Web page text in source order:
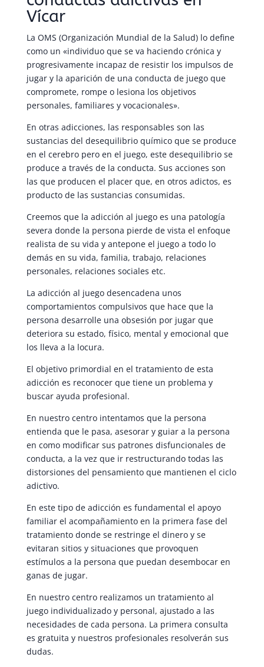
Vícar
La OMS (Organización Mundial de la Salud) lo define
como un «individuo que se va haciendo crónica y
progresivamente incapaz de resistir los impulsos de
jugar y la aparición de una conducta de juego que
compromete, rompe o lesiona los objetivos
personales, familiares y vocacionales».
En otras adicciones, las responsables son las
sustancias del desequilibrio químico que se produce
en el cerebro pero en el juego, este desequilibrio se
produce a través de la conducta. Sus acciones son
las que producen el placer que, en otros adictos, es
producto de las sustancias consumidas.
Creemos que la adicción al juego es una patología
severa donde la persona pierde de vista el enfoque
realista de su vida y antepone el juego a todo lo
demás en su vida, familia, trabajo, relaciones
personales, relaciones sociales etc.
La adicción al juego desencadena unos
comportamientos compulsivos que hace que la
persona desarrolle una obsesión por jugar que
deteriora su estado, físico, mental y emocional que
los lleva a la locura.
El objetivo primordial en el tratamiento de esta
adicción es reconocer que tiene un problema y
buscar ayuda profesional.
En nuestro centro intentamos que la persona
entienda que le pasa, asesorar y guiar a la persona
en como modificar sus patrones disfuncionales de
conducta, a la vez que ir restructurando todas las
distorsiones del pensamiento que mantienen el ciclo
adictivo.
En este tipo de adicción es fundamental el apoyo
familiar el acompañamiento en la primera fase del
tratamiento donde se restringe el dinero y se
evitaran sitios y situaciones que provoquen
estímulos a la persona que puedan desembocar en
ganas de jugar.
En nuestro centro realizamos un tratamiento al
juego individualizado y personal, ajustado a las
necesidades de cada persona. La primera consulta
es gratuita y nuestros profesionales resolverán sus
dudas.